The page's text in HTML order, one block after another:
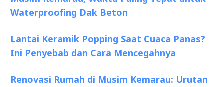
Waterproofing Dak Beton
Lantai Keramik Popping Saat Cuaca Panas?
Ini Penyebab dan Cara Mencegahnya
Renovasi Rumah di Musim Kemarau: Urutan